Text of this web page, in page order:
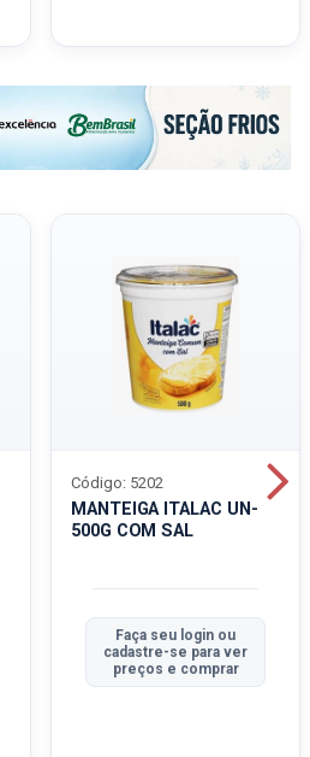
MANTEIGA ITALAC UN-
500G COM SAL
Código: 5202
Faça seu login ou
cadastre-se para ver
preços e comprar